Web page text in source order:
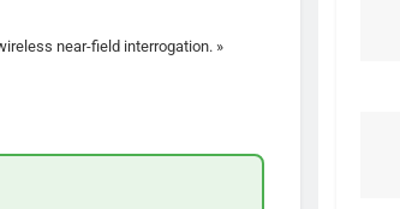
near-field interrogation. »